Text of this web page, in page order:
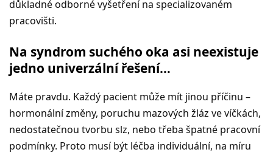
důkladné odborné vyšetření na specializovaném
pracovišti.
Na syndrom suchého oka asi neexistuje
jedno univerzální řešení…
Máte pravdu. Každý pacient může mít jinou příčinu –
hormonální změny, poruchu mazových žláz ve víčkách,
nedostatečnou tvorbu slz, nebo třeba špatné pracovní
podmínky. Proto musí být léčba individuální, na míru